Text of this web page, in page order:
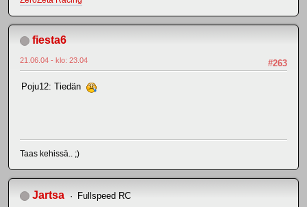
fiesta6
#263
21.06.04 - klo: 23.04
Poju12: Tiedän
Taas kehissä.. ;)
Jartsa Fullspeed RC